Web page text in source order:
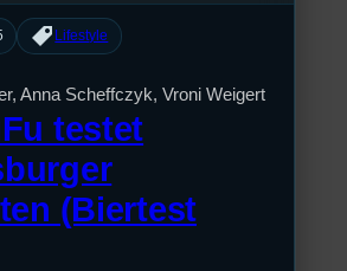
Lifestyle
Anna Scheffczyk, Vroni Weigert
testet
(Biertest